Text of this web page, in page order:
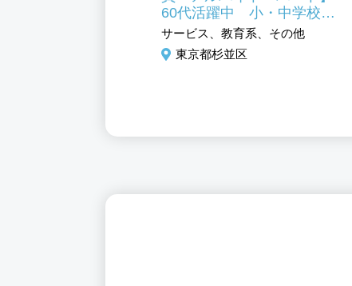
60代活躍中 小・中学校の
ＰＣを使った授業サポー
ト 未経験歓迎
サービス、教育系、その他
東京都杉並区